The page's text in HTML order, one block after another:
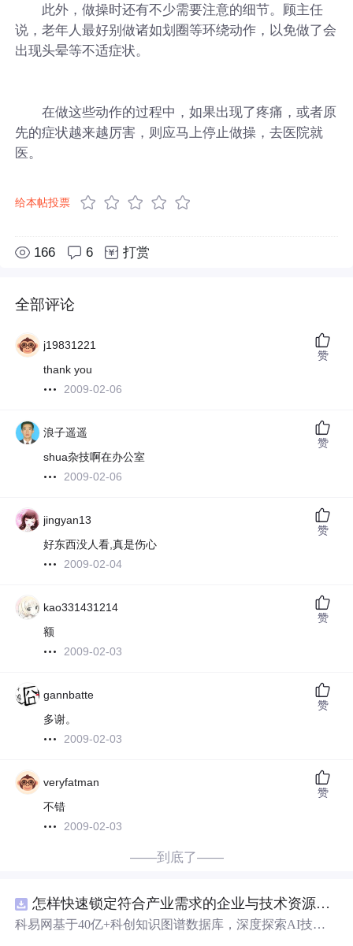
此外，做操时还有不少需要注意的细节。顾主任
说，老年人最好别做诸如划圈等环绕动作，以免做了会
出现头晕等不适症状。
在做这些动作的过程中，如果出现了疼痛，或者原
先的症状越来越厉害，则应马上停止做操，去医院就
医。
给本帖投票
166 6 打赏
全部评论
j19831221
thank you
2009-02-06
赞
浪子遥遥
shua杂技啊在办公室
2009-02-06
赞
jingyan13
好东西没人看,真是伤心
2009-02-04
赞
kao331431214
额
2009-02-03
赞
gannbatte
多谢。
2009-02-03
赞
veryfatman
不错
2009-02-03
赞
——到底了——
怎样快速锁定符合产业需求的企业与技术资源？.docx
科易网基于40亿+科创知识图谱数据库，深度探索AI技术